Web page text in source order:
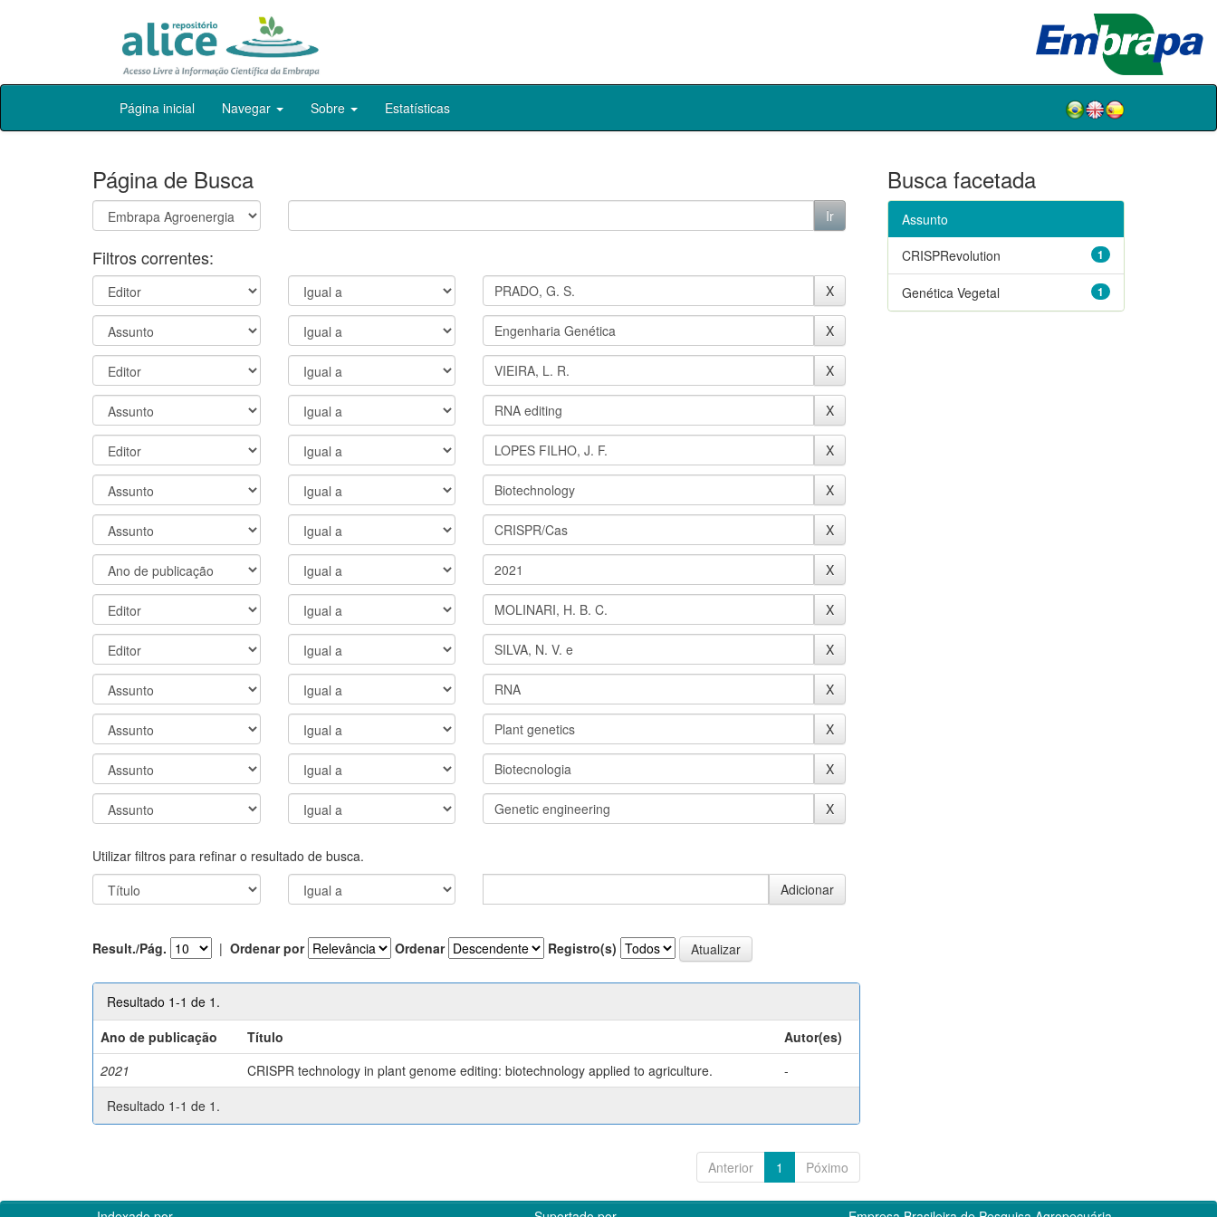
Skip
Página inicial Navegar Sobre Estatísticas
Página de Busca
Filtros correntes:
Utilizar filtros para refinar o resultado de busca.
Result./Pág. | Ordenar por Ordenar Registro(s)
Resultado 1-1 de 1.
Ano de publicação
Título
Autor(es)
2021
CRISPR technology in plant genome editing: biotechnology applied to agriculture.
-
Resultado 1-1 de 1.
Anterior 1 Póximo
Busca facetada
Assunto
1
CRISPRevolution
1
Genética Vegetal